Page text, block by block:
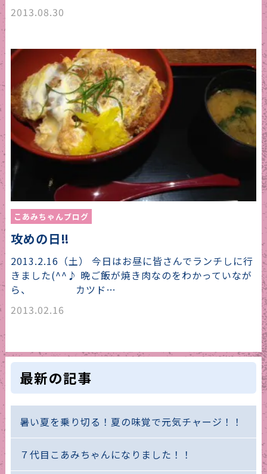
2013.08.30
こあみちゃんブログ
攻めの日‼
2013.2.16（土） 今日はお昼に皆さんでランチしに行
きました(^^♪ 晩ご飯が焼き肉なのをわかっていなが
ら、 カツド…
2013.02.16
最新の記事
暑い夏を乗り切る！夏の味覚で元気チャージ！！
７代目こあみちゃんになりました！！